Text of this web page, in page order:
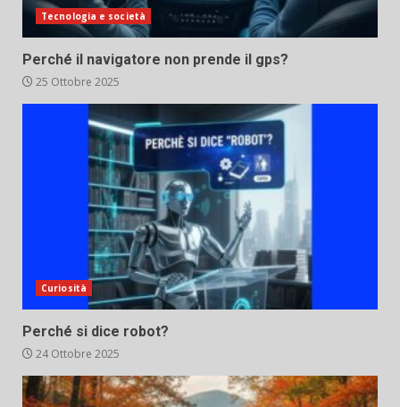
Tecnologia e società
Perché il navigatore non prende il gps?
25 Ottobre 2025
Curiosità
Perché si dice robot?
24 Ottobre 2025